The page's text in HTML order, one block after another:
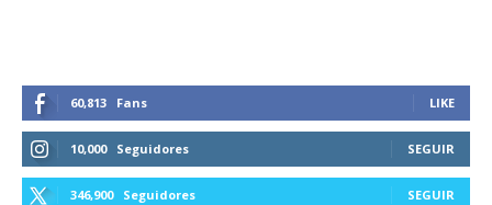
60,813 Fans LIKE
10,000 Seguidores SEGUIR
346,900 Seguidores SEGUIR